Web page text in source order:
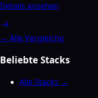
Details ansehen
← Alle Vergleiche
Beliebte Stacks
Alle Stacks →